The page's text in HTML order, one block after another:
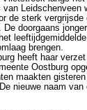
Leidschenveen
de sterk vergrijsde
De doorgaans
brengen.
heeft haar
Oostburg
maakten
nieuwe naam van